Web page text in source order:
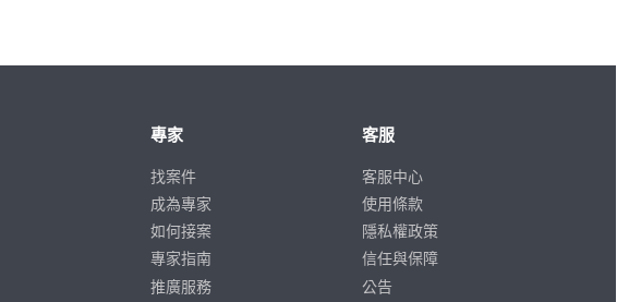
專家
找案件
成為專家
如何接案
專家指南
推廣服務
客服
客服中心
使用條款
隱私權政策
信任與保障
公告